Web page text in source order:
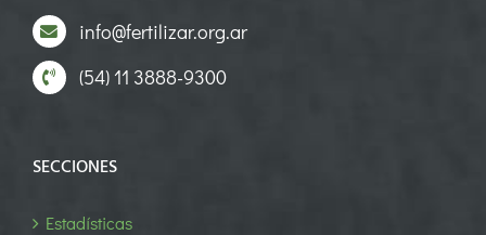
info@fertilizar.org.ar
(54) 11 3888-9300
SECCIONES
Estadísticas